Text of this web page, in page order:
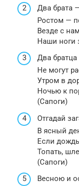
Два брата
Ростом —
Везде с
Наши ноги
Два братца
Не могут
Утром в
Ночью к
(Сапоги)
Отгадай
В ясный
Если
Топать,
(Сапоги)
Весною и